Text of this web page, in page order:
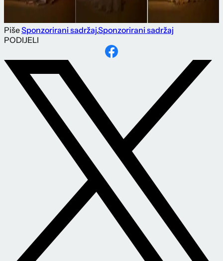
PišeSponzorirani sadržaj,Sponzorirani sadržaj
PODIJELI